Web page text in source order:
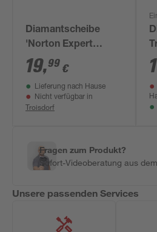
Diamantscheibe
'Norton Expert
Ceram' Ø 200 mm
19,99 €
Lieferung nach Hause
Nicht verfügbar in
Troisdorf
Fragen zum Produkt?
Sofort-Videoberatung aus
Unsere passenden Services